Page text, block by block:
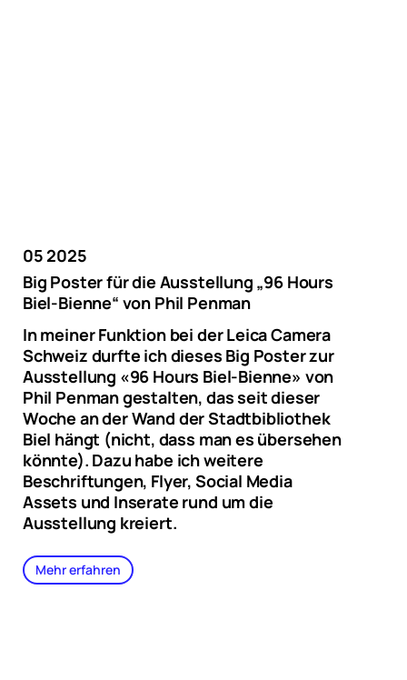
05 2025
Big Poster für die Ausstellung „96 Hours
Biel-Bienne“ von Phil Penman
In meiner Funktion bei der Leica Camera
Schweiz durfte ich dieses Big Poster zur
Ausstellung «96 Hours Biel-Bienne» von
Phil Penman gestalten, das seit dieser
Woche an der Wand der Stadtbibliothek
Biel hängt (nicht, dass man es übersehen
könnte). Dazu habe ich weitere
Beschriftungen, Flyer, Social Media
Assets und Inserate rund um die
Ausstellung kreiert.
Mehr erfahren